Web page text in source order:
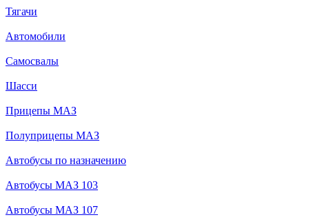
Тягачи
Автомобили
Самосвалы
Шасси
Прицепы МАЗ
Полуприцепы МАЗ
Автобусы по назначению
Автобусы МАЗ 103
Автобусы МАЗ 107